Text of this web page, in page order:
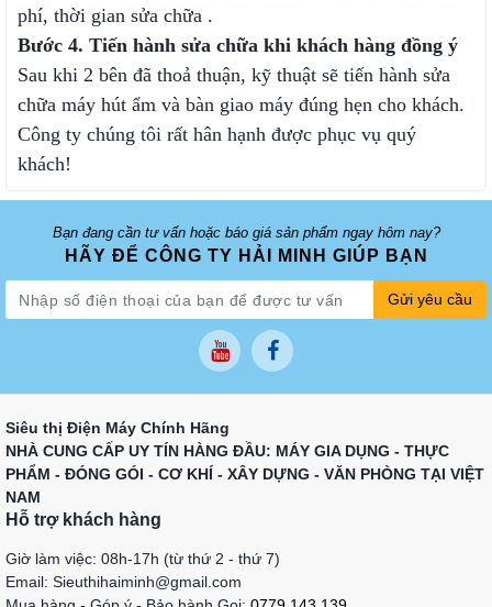
phí, thời gian sửa chữa .
Bước 4. Tiến hành sửa chữa khi khách hàng đồng ý
Sau khi 2 bên đã thoả thuận, kỹ thuật sẽ tiến hành sửa
chữa máy hút ẩm và bàn giao máy đúng hẹn cho khách.
Công ty chúng tôi rất hân hạnh được phục vụ quý
khách!
Bạn đang cần tư vấn hoặc báo giá sản phẩm ngay hôm nay?
HÃY ĐỂ CÔNG TY HẢI MINH GIÚP BẠN
Gửi yêu cầu
Siêu thị Điện Máy Chính Hãng
NHÀ CUNG CẤP UY TÍN HÀNG ĐẦU: MÁY GIA DỤNG - THỰC
PHẨM - ĐÓNG GÓI - CƠ KHÍ - XÂY DỰNG - VĂN PHÒNG TẠI VIỆT
NAM
Hỗ trợ khách hàng
Giờ làm việc: 08h-17h (từ thứ 2 - thứ 7)
Email: Sieuthihaiminh@gmail.com